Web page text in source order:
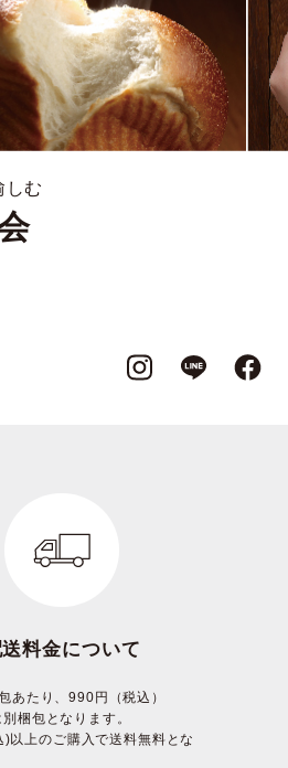
しむ
料金について
あたり、990円（税込）
梱包となります。
以上のご購入で送料無料とな